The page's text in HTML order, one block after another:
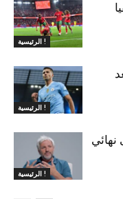
الرئيسية !
الرئيسية !
الرئيسية !